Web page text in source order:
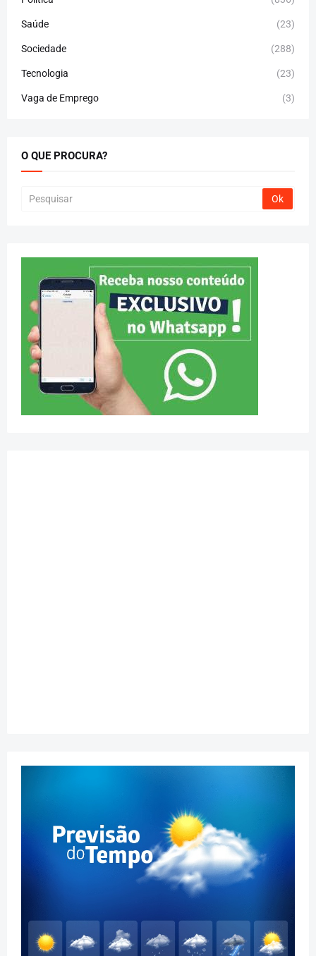
Saúde (23)
Sociedade (288)
Tecnologia (23)
Vaga de Emprego (3)
O QUE PROCURA?